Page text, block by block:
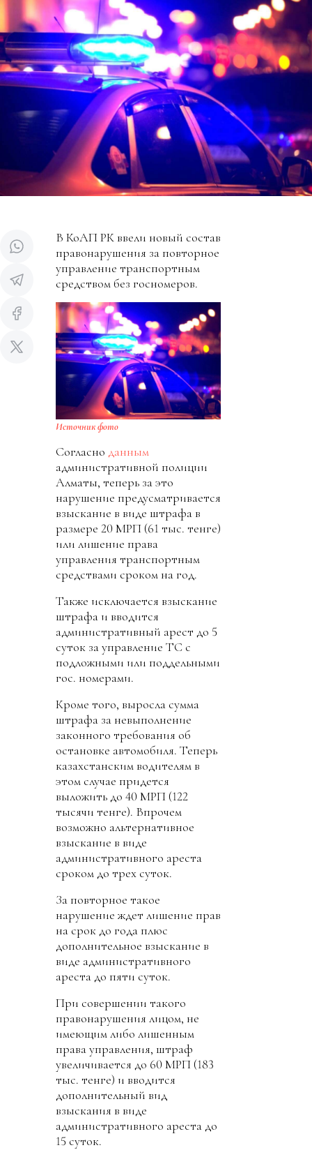
В КоАП РК ввели новый состав
правонарушения за повторное
управление транспортным
средством без госномеров.
Источник фото
Согласно данным
административной полиции
Алматы, теперь за это
нарушение предусматривается
взыскание в виде штрафа в
размере 20 МРП (61 тыс. тенге)
или лишение права
управления транспортным
средствами сроком на год.
Также исключается взыскание
штрафа и вводится
административный арест до 5
суток за управление ТС с
подложными или поддельными
гос. номерами.
Кроме того, выросла сумма
штрафа за невыполнение
законного требования об
остановке автомобиля. Теперь
казахстанским водителям в
этом случае придется
выложить до 40 МРП (122
тысячи тенге). Впрочем
возможно альтернативное
взыскание в виде
административного ареста
сроком до трех суток.
За повторное такое
нарушение ждет лишение прав
на срок до года плюс
дополнительное взыскание в
виде административного
ареста до пяти суток.
При совершении такого
правонарушения лицом, не
имеющим либо лишенным
права управления, штраф
увеличивается до 60 МРП (183
тыс. тенге) и вводится
дополнительный вид
взыскания в виде
административного ареста до
15 суток.